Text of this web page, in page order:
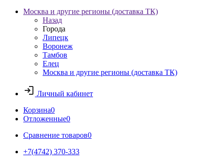
Москва и другие регионы (доставка ТК)
Назад
Города
Липецк
Воронеж
Тамбов
Елец
Москва и другие регионы (доставка ТК)
Личный кабинет
Корзина0
Отложенные0
Сравнение товаров0
+7(4742) 370-333